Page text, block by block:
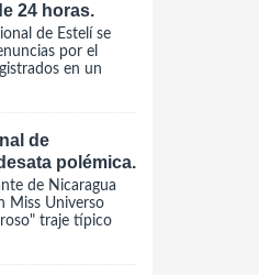
24 horas.
de Estelí se
por el
en un
de
polémica.
de Nicaragua
Miss Universo
traje típico